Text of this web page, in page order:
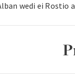
wedi ei Rostio